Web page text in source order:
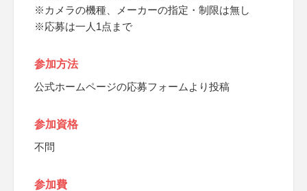
※カメラの機種、メーカーの指定・制限は無し
※応募は一人1点まで
参加方法
公式ホームページの応募フォームより投稿
参加資格
不問
参加費